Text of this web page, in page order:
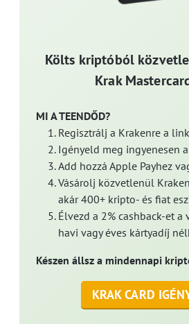
Költs kriptóból
Krak
MI A TEENDŐD?
Regisztrálj a Krakenre a
Igényeld meg ingyenesen
Add hozzá Apple Payhez
Vásárolj közvetlenül
akár 400+ kripto- és fiat
Élvezd a 2% cashback-et a
havi vagy éves kártyadíj
Készen állsz a mindennapi
KRAK CARD